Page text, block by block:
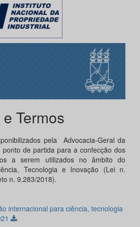
Termos
pela Advocacia-Geral da
ponto de partida para a confecção dos
a serem utilizados no âmbito do
Tecnologia e Inovação (Lei n.
n. 9.283/2018).
internacional para ciência, tecnologia